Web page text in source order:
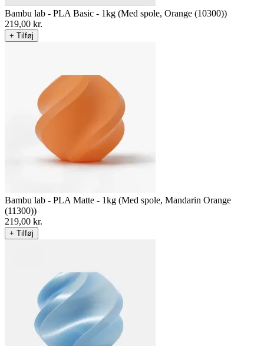
Bambu lab - PLA Basic - 1kg (Med spole, Orange (10300))
219,00 kr.
+ Tilføj
Bambu lab - PLA Matte - 1kg (Med spole, Mandarin Orange
(11300))
219,00 kr.
+ Tilføj